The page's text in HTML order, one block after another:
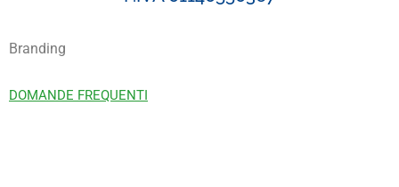
Branding
DOMANDE FREQUENTI